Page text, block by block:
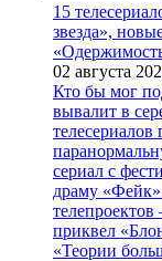
15
звезда»,
02 августа
Кто бы мог
вывалит в
сериал с
драму
приквел
«Теории